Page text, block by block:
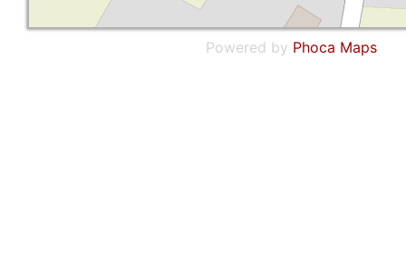
Powered by Phoca Maps